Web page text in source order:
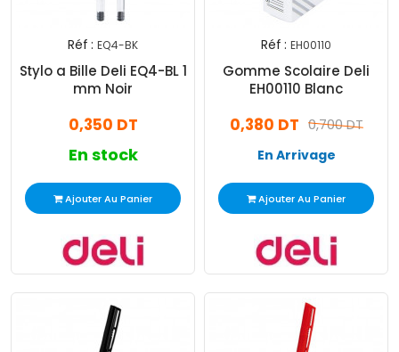
Réf : EQ4-BK
Stylo a Bille Deli EQ4-BL 1
mm Noir
0,350 DT
En stock
Ajouter Au Panier
Réf : EH00110
Gomme Scolaire Deli
EH00110 Blanc
0,700 DT
0,380 DT
En Arrivage
Ajouter Au Panier